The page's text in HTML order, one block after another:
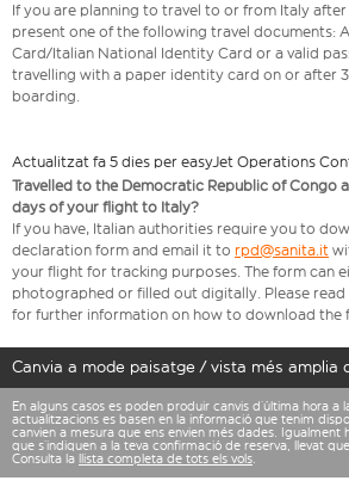
If you are planning to travel to or from Italy
present one of the following travel documents:
Card/Italian National Identity Card or a valid
travelling with a paper identity card on or after
boarding.
Actualitzat fa 5 dies per easyJet Operations
Travelled to the Democratic Republic of Congo
days of your flight to Italy?
If you have, Italian authorities require you to
declaration form and email it to rpd@sanita.it
your flight for tracking purposes. The form can
photographed or filled out digitally. Please read
for further information on how to download the
Canvia a mode paisatge / vista més amplia
En alguns casos es poden produir canvis d’última hora a
actualitzacions es basen en la informació que tenim
canvien a mesura que ens envien més dades. Igualment
que s’indiquen a la teva confirmació de reserva, llevat
Consulta la llista completa de tots els vols.